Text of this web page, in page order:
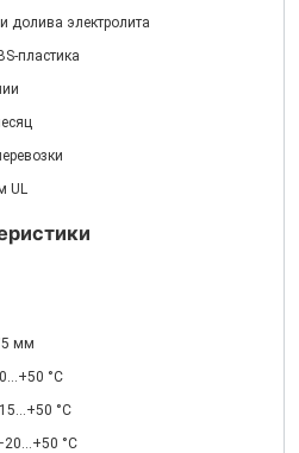
долива электролита
пластика
UL
мм
°C
°C
°C